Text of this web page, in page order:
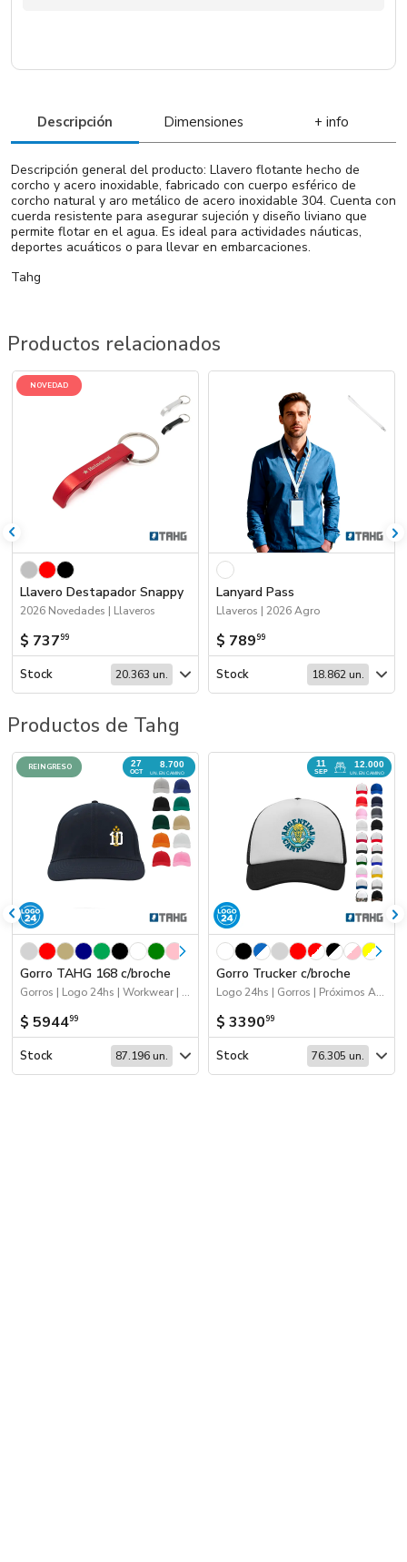
Descripción Dimensiones + info
Descripción general del producto: Llavero flotante hecho de
corcho y acero inoxidable, fabricado con cuerpo esférico de
corcho natural y aro metálico de acero inoxidable 304. Cuenta con
cuerda resistente para asegurar sujeción y diseño liviano que
permite flotar en el agua. Es ideal para actividades náuticas,
deportes acuáticos o para llevar en embarcaciones.
Tahg
Productos relacionados
NOVEDAD
Llavero Destapador Snappy
2026 Novedades | Llaveros
$ 73799
Stock 20.363 un.
Lanyard Pass
Llaveros | 2026 Agro
$ 78999
Stock 18.862 un.
Productos de Tahg
27
OCT
8.700
UN. EN CAMINO
REINGRESO
Gorro TAHG 168 c/broche
Gorros | Logo 24hs | Workwear | 2026 Reingresos | Próximos Arribos
$ 594499
Stock 87.196 un.
11
SEP
12.000
UN. EN CAMINO
Gorro Trucker c/broche
Logo 24hs | Gorros | Próximos Arribos | 2026 Día de la Niñez
$ 339099
Stock 76.305 un.